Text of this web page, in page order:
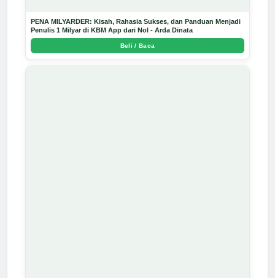
PENA MILYARDER: Kisah, Rahasia Sukses, dan Panduan Menjadi
Penulis 1 Milyar di KBM App dari Nol - Arda Dinata
Beli / Baca